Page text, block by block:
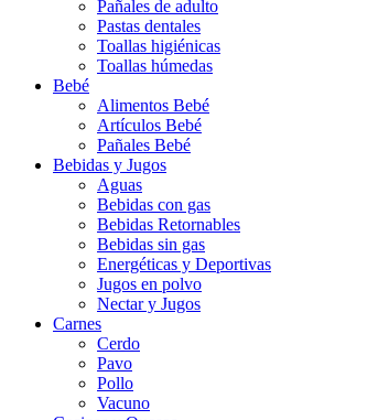
Pañales de adulto
Pastas dentales
Toallas higiénicas
Toallas húmedas
Bebé
Alimentos Bebé
Artículos Bebé
Pañales Bebé
Bebidas y Jugos
Aguas
Bebidas con gas
Bebidas Retornables
Bebidas sin gas
Energéticas y Deportivas
Jugos en polvo
Nectar y Jugos
Carnes
Cerdo
Pavo
Pollo
Vacuno